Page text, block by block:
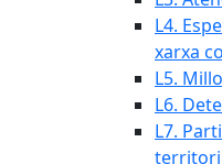
L4.
xarxa
L5.
L6.
L7.
territori